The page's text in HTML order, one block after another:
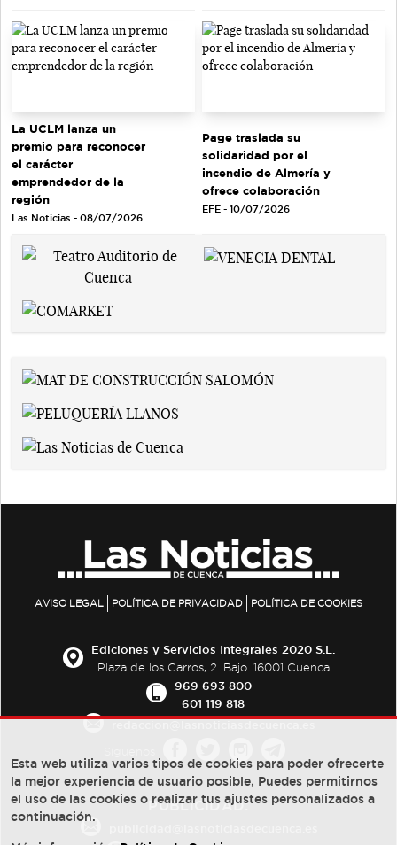
La UCLM lanza un
premio para reconocer
el carácter
emprendedor de la
región
Las Noticias - 08/07/2026
Page traslada su
solidaridad por el
incendio de Almería y
ofrece colaboración
EFE - 10/07/2026
AVISO LEGAL POLÍTICA DE PRIVACIDAD POLÍTICA DE COOKIES
Ediciones y Servicios Integrales 2020 S.L.
Plaza de los Carros, 2. Bajo. 16001 Cuenca
969 693 800
601 119 818
PUBLICIDAD:
Esta web utiliza varios tipos de cookies para poder ofrecerte
la mejor experiencia de usuario posible, Puedes permitirnos
el uso de las cookies o realizar tus ajustes personalizados a
continuación.